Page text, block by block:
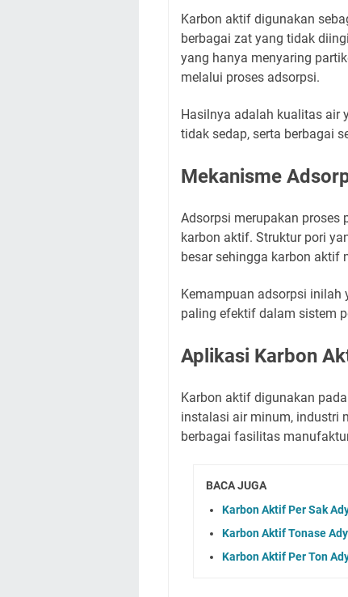
Karbon aktif digunakan
berbagai zat yang tidak
yang hanya menyaring
melalui proses adsorpsi.
Hasilnya adalah kualitas air
tidak sedap, serta berbagai
Mekanisme
Adsorpsi merupakan proses
karbon aktif. Struktur pori
besar sehingga karbon aktif
Kemampuan adsorpsi
paling efektif dalam sistem
Aplikasi Karbon
Karbon aktif digunakan
instalasi air minum, industri
berbagai fasilitas
BACA JUGA
Karbon Aktif Per Sak
Karbon Aktif Tonase
Karbon Aktif Per Ton